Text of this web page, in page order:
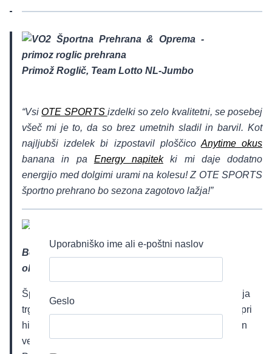
Primož Roglič, Team Lotto NL-Jumbo
“VsiOTE SPORTS izdelki so zelo kvalitetni, se posebej
všeč mi je to, da so brez umetnih sladil in barvil. Kot
najljubši izdelek bi izpostavil ploščico Anytime okus
banana in pa Energy napitekki mi daje dodatno
energijo med dolgimi urami na kolesu! Z OTE SPORTS
športno prehrano bo sezona zagotovo lažja!”
Benjamin Savšek, kanuist – dobitnik ZLATE 🥇
olimpijske medalje na OI v Tokiu!
Športni prehranski dodatki in napitki katere mi ponuja
trgovina VO2 Sport, mi pri mojem športu pomagajo pri
hitrejši regeneraciji med enim in drugim treningom in
večjo moč ter pospešeno dehidracijo med treningi.
Uporabniško ime ali e-poštni naslov
Geslo